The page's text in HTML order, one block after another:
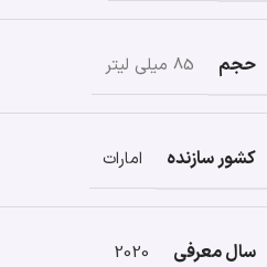
حجم 85 میلی لیتر
کشور سازنده امارات
سال معرفی 2020